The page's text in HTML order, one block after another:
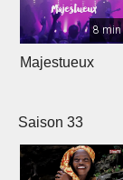
8 min
Majestueux
Saison 33